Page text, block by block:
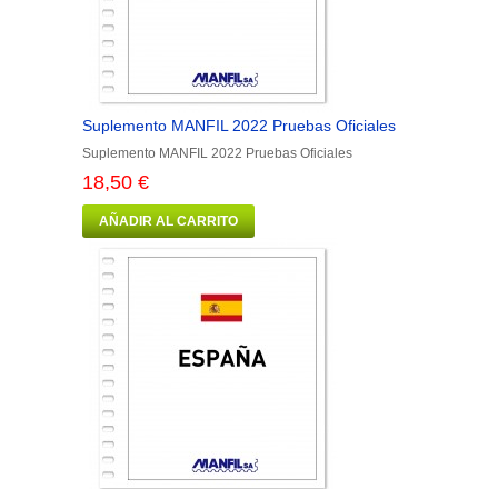
Suplemento MANFIL 2022 Pruebas Oficiales
Suplemento MANFIL 2022 Pruebas Oficiales
18,50 €
AÑADIR AL CARRITO